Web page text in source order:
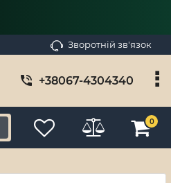
Зворотній зв'язок
+38067-4304340
0